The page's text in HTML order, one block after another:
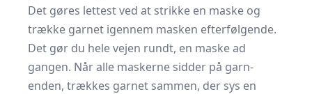
Det gøres lettest ved at strikke en maske og
trække garnet igennem masken efterfølgende.
Det gør du hele vejen rundt, en maske ad
gangen. Når alle maskerne sidder på garn-
enden, trækkes garnet sammen, der sys en